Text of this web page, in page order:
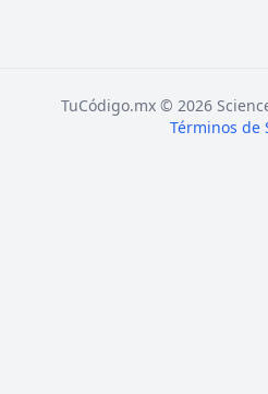
TuCódigo.mx © 2026
Términos de